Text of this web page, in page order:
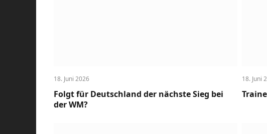
18. Juni 2026
Folgt für Deutschland der nächste Sieg bei
der WM?
18. Juni